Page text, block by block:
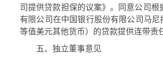
司提供贷款担保的议案》。同意公司
有限公司在中国银行股份有限公司马尼
等值美元其他货币）的贷款提供连带责
五、独立董事意见